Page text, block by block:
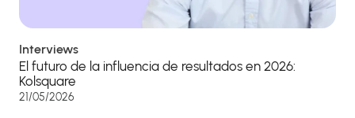
Interviews
El futuro de la influencia de resultados en 2026:
Kolsquare
21/05/2026